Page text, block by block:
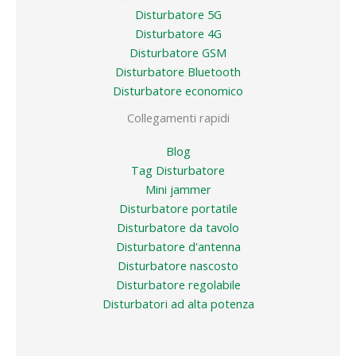
Disturbatore 5G
Disturbatore 4G
Disturbatore GSM
Disturbatore Bluetooth
Disturbatore economico
Collegamenti rapidi
Blog
Tag Disturbatore
Mini jammer
Disturbatore portatile
Disturbatore da tavolo
Disturbatore d'antenna
Disturbatore nascosto
Disturbatore regolabile
Disturbatori ad alta potenza